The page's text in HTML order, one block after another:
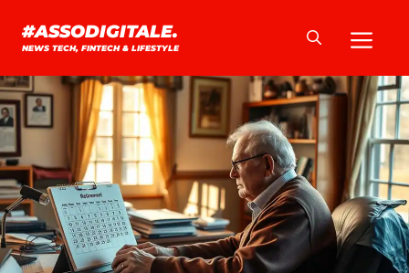
#ASSODIGITALE.
NEWS TECH, FINTECH & LIFESTYLE